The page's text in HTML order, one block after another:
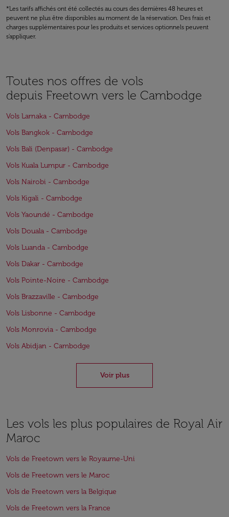
*Les tarifs affichés ont été collectés au cours des dernières 48 heures et
peuvent ne plus être disponibles au moment de la réservation. Des frais et
charges supplémentaires pour les produits et services optionnels peuvent
s'appliquer.
Toutes nos offres de vols
depuis Freetown vers le Cambodge
Vols Larnaka - Cambodge
Vols Bangkok - Cambodge
Vols Bali (Denpasar) - Cambodge
Vols Kuala Lumpur - Cambodge
Vols Nairobi - Cambodge
Vols Kigali - Cambodge
Vols Yaoundé - Cambodge
Vols Douala - Cambodge
Vols Luanda - Cambodge
Vols Dakar - Cambodge
Vols Pointe-Noire - Cambodge
Vols Brazzaville - Cambodge
Vols Lisbonne - Cambodge
Vols Monrovia - Cambodge
Vols Abidjan - Cambodge
Voir plus
Les vols les plus populaires de Royal Air
Maroc
Vols de Freetown vers le Royaume-Uni
Vols de Freetown vers le Maroc
Vols de Freetown vers la Belgique
Vols de Freetown vers la France